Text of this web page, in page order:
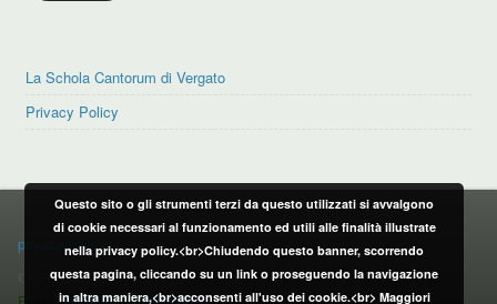
La Schola Cantorum di Vergato
Privacy Policy
PRIVACY POLICY
privacy policy
CONTATTI:
Questo sito o gli strumenti terzi da questo utilizzati si avvalgono
di cookie necessari al funzionamento ed utili alle finalità illustrate
nella privacy policy.<br>Chiudendo questo banner, scorrendo
questa pagina, cliccando su un link o proseguendo la navigazione
in altra maniera,<br>acconsenti all'uso dei cookie.<br> Maggiori